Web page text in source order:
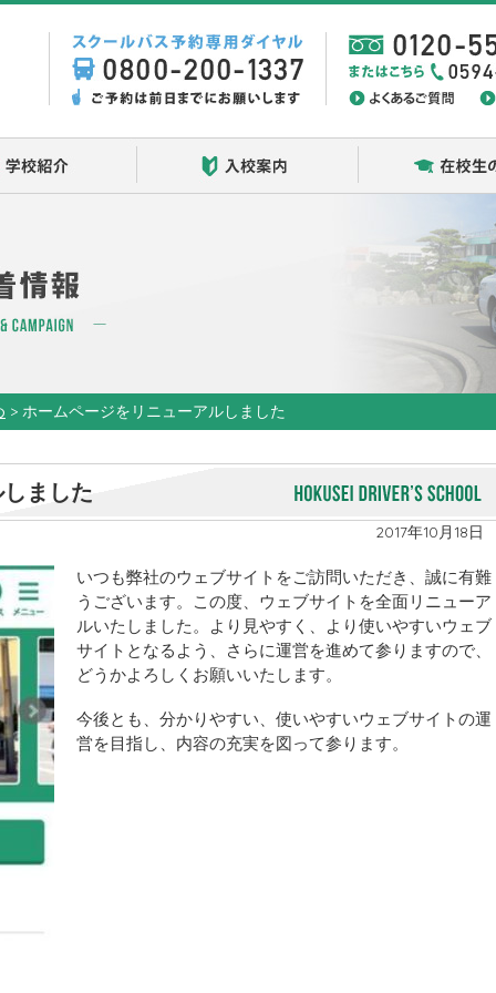
入校案内
> ホームページをリニューアルしました
ました
2017年10月18日
いつも弊社のウェブサイトをご訪問いただき、誠に有難
うございます。この度、ウェブサイトを全面リニューア
ルいたしました。より見やすく、より使いやすいウェブ
サイトとなるよう、さらに運営を進めて参りますので、
どうかよろしくお願いいたします。
今後とも、分かりやすい、使いやすいウェブサイトの運
営を目指し、内容の充実を図って参ります。